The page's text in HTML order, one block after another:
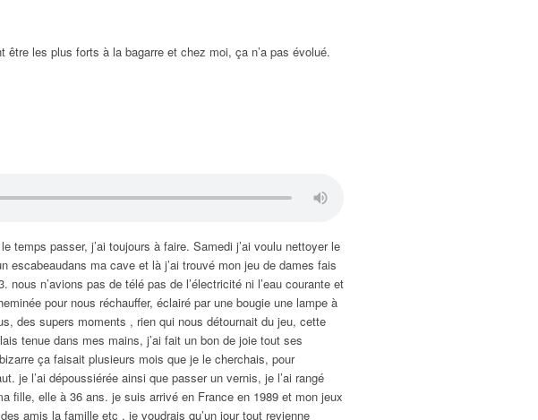
les plus forts à la bagarre et chez moi, ça n’a pas évolué.
passer, j’ai toujours à faire. Samedi j’ai voulu nettoyer le
ma cave et là j’ai trouvé mon jeu de dames fais
n’avions pas de télé pas de l’électricité ni l’eau courante et
pour nous réchauffer, éclairé par une bougie une lampe à
des supers moments , rien qui nous détournait du jeu, cette
tenue dans mes mains, j’ai fait un bon de joie tout ses
ça faisait plusieurs mois que je le cherchais, pour
je l’ai dépoussiérée ainsi que passer un vernis, je l’ai rangé
fille, elle à 36 ans. je suis arrivé en France en 1989 et mon jeux
amis la famille etc , je voudrais qu’un jour tout revienne